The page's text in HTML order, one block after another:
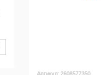
Артикул: 2608577350